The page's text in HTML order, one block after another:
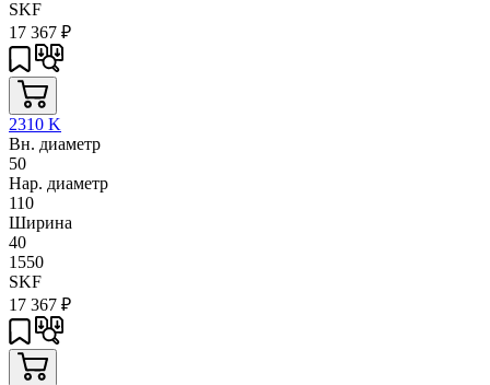
SKF
17 367 ₽
2310 K
Вн. диаметр
50
Нар. диаметр
110
Ширина
40
1550
SKF
17 367 ₽